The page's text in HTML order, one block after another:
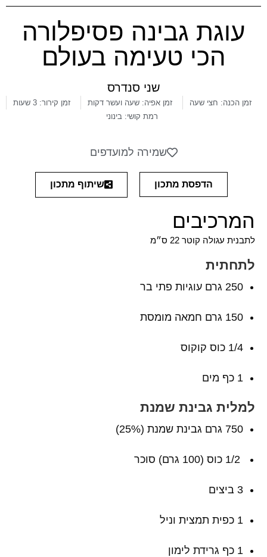
עוגת גבינה פסיפלורה
הכי טעימה בעולם
שני סנדרס
זמן הכנה: חצי שעה זמן אפיה: שעה ועשר דקות
זמן קירור: 3 שעות
רמת קושי: בינוני
שמירה למועדפים
הדפסת מתכון שיתוף מתכון
המרכיבים
לתבנית עגולה קוטר 22 ס״מ
לתחתית
250 גרם עוגיות פתי בר
150 גרם חמאה מומסת
1/4 כוס קוקוס
1 כף מים
למלית גבינת שמנת
750 גרם גבינת שמנת (25%)
3 ביצים
1 כפית תמצית וניל
1 כף גרידת לימון